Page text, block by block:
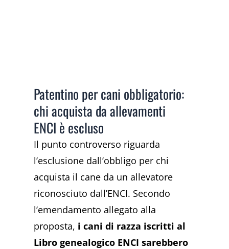
Patentino per cani obbligatorio:
chi acquista da allevamenti
ENCI è escluso
Il punto controverso riguarda
l’esclusione dall’obbligo per chi
acquista il cane da un allevatore
riconosciuto dall’ENCI. Secondo
l’emendamento allegato alla
proposta, i cani di razza iscritti al
Libro genealogico ENCI sarebbero